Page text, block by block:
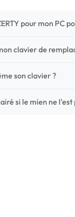
pour mon PC
points critiques
clavier de
de vos touches.
son clavier ?
économique !
si le mien ne l'est